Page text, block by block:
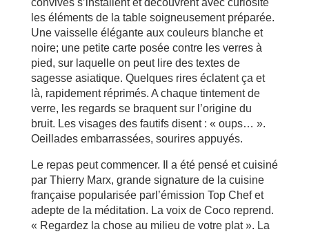
convives s’installent et découvrent avec curiosité
les éléments de la table soigneusement préparée.
Une vaisselle élégante aux couleurs blanche et
noire; une petite carte posée contre les verres à
pied, sur laquelle on peut lire des textes de
sagesse asiatique. Quelques rires éclatent ça et
là, rapidement réprimés. A chaque tintement de
verre, les regards se braquent sur l’origine du
bruit. Les visages des fautifs disent : « oups… ».
Oeillades embarrassées, sourires appuyés.
Le repas peut commencer. Il a été pensé et cuisiné
par Thierry Marx, grande signature de la cuisine
française popularisée parl’émission Top Chef et
adepte de la méditation. La voix de Coco reprend.
« Regardez la chose au milieu de votre plat ». La